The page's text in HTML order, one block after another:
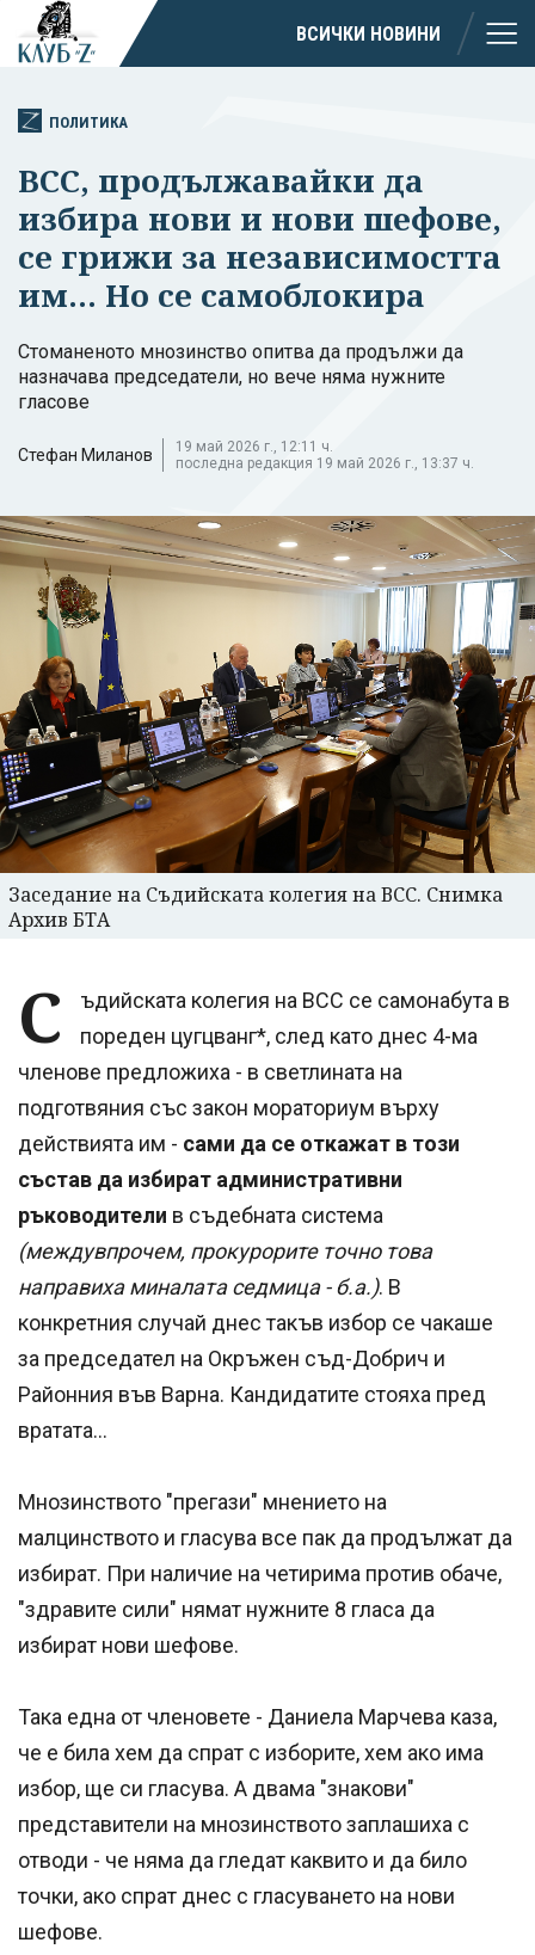
ВСИЧКИ НОВИНИ
ПОЛИТИКА
ВСС, продължавайки да
избира нови и нови шефове,
се грижи за независимостта
им... Но се самоблокира
Стоманеното мнозинство опитва да продължи да
назначава председатели, но вече няма нужните
гласове
Стефан Миланов
19 май 2026 г., 12:11 ч.
последна редакция 19 май 2026 г., 13:37 ч.
Заседание на Съдийската колегия на ВСС. Снимка
Архив БТА
С
ъдийската колегия на ВСС се самонабута в
пореден цугцванг*, след като днес 4-ма
членове предложиха - в светлината на
подготвяния със закон мораториум върху
действията им - сами да се откажат в този
състав да избират административни
ръководители в съдебната система
(междувпрочем, прокурорите точно това
направиха миналата седмица - б.а.). В
конкретния случай днес такъв избор се чакаше
за председател на Окръжен съд-Добрич и
Районния във Варна. Кандидатите стояха пред
вратата...
Мнозинството "прегази" мнението на
малцинството и гласува все пак да продължат да
избират. При наличие на четирима против обаче,
"здравите сили" нямат нужните 8 гласа да
избират нови шефове.
Така една от членовете - Даниела Марчева каза,
че е била хем да спрат с изборите, хем ако има
избор, ще си гласува. А двама "знакови"
представители на мнозинството заплашиха с
отводи - че няма да гледат каквито и да било
точки, ако спрат днес с гласуването на нови
шефове.